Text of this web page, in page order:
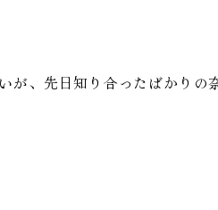
、先日知り合ったばかりの